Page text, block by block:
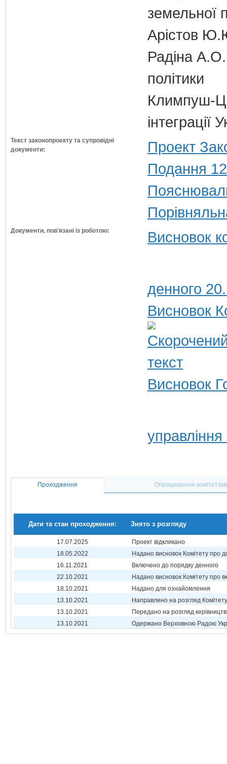
земельної
Арістов
Радіна А.О.
політики
Климпуш-
Текст законопроекту та супровідні
документи:
Проект
Подання
Документи, пов'язані із роботою: Висновок
денного
Висновок
Висновок
Проходження Опрацювання
Дати та стан проходження: Знято з розгляду
17.07.2025
Проект відкликано
18.05.2022
Надано висновок Комітету про
16.11.2021
Включено до порядку денного
22.10.2021
Надано висновок Комітету про
18.10.2021
Надано для ознайомлення
13.10.2021
Направлено на розгляд Комітету
13.10.2021
Передано на розгляд
13.10.2021
Одержано Верховною Радою